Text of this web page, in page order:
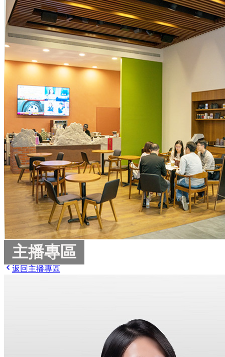
主播專區
返回主播專區